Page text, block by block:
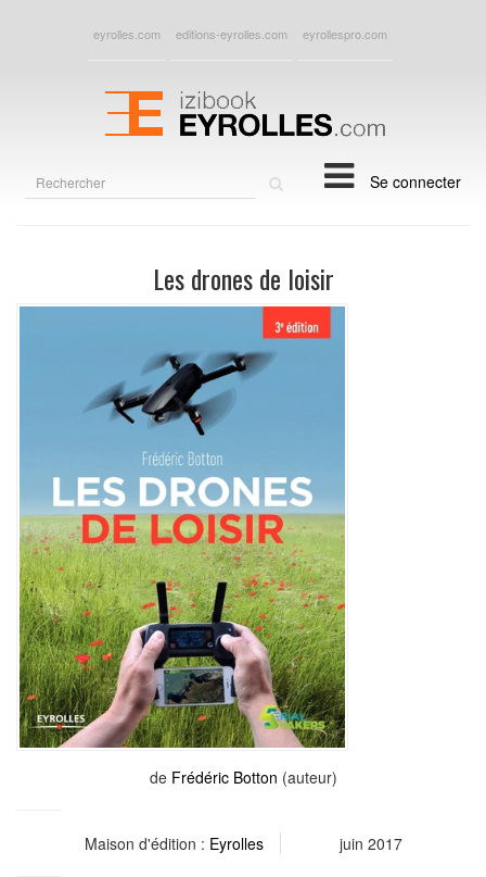
eyrolles.com editions-eyrolles.com eyrollespro.com
Se connecter
Les drones de loisir
de Frédéric Botton (auteur)
Maison d'édition : Eyrolles juin 2017